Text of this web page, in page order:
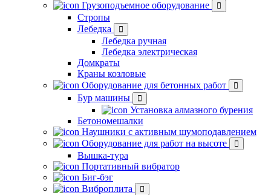
Грузоподъемное оборудование
Стропы
Лебедка
Лебедка ручная
Лебедка электрическая
Домкраты
Краны козловые
Оборудование для бетонных работ
Бур машины
Установка алмазного бурения
Бетономешалки
Наушники с активным шумоподавлением
Оборудование для работ на высоте
Вышка-тура
Портативный вибратор
Биг-бэг
Виброплита